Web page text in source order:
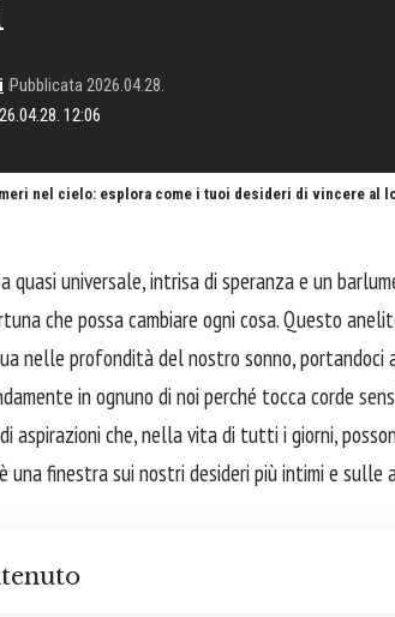
12:06
Pubblicata 2026.04.28.
nel cielo: esplora come i tuoi desideri di vincere al
quasi universale, intrisa di speranza e un
che possa cambiare ogni cosa. Questo
nelle profondità del nostro sonno, portandoci
in ognuno di noi perché tocca corde
aspirazioni che, nella vita di tutti i giorni,
una finestra sui nostri desideri più intimi e sulle